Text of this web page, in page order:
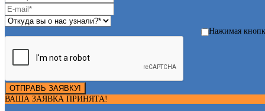
Нажимая
ОТПРАВЬ ЗАЯВКУ!
ВАША ЗАЯВКА ПРИНЯТА!